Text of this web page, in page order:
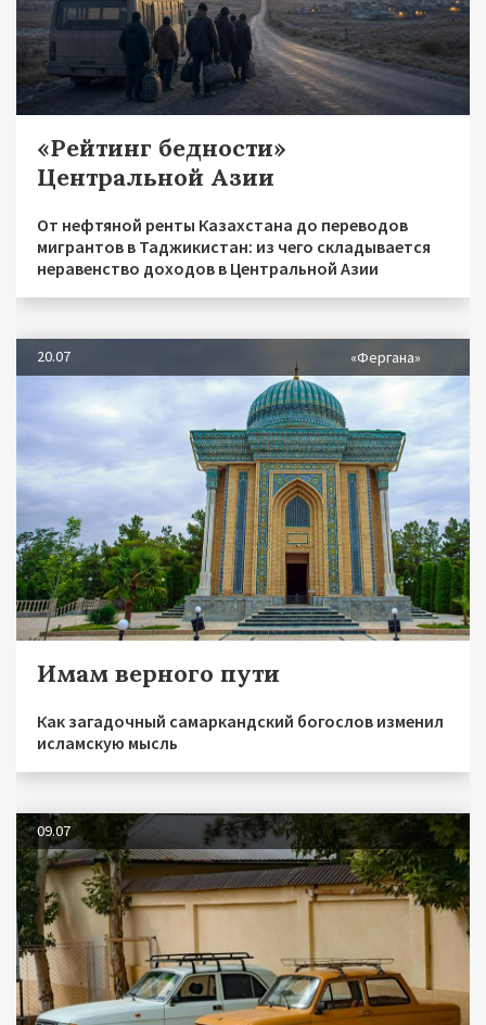
«Рейтинг бедности»
Центральной Азии
От нефтяной ренты Казахстана до переводов
мигрантов в Таджикистан: из чего складывается
неравенство доходов в Центральной Азии
20.07 «Фергана»
Имам верного пути
Как загадочный самаркандский богослов изменил
исламскую мысль
09.07